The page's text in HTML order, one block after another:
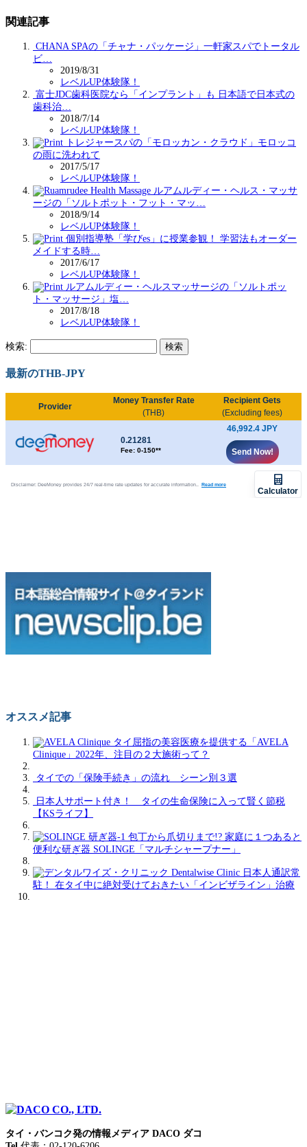
関連記事
CHANA SPAの「チャナ・パッケージ」一軒家スパでトータル
ビ…
2019/8/31
レベルUP体験隊！
富士JDC歯科医院なら「インプラント」も 日本語で日本式の
歯科治…
2018/7/14
レベルUP体験隊！
トレジャースパの「モロッカン・クラウド」モロッコ
の雨に洗われて
2017/5/17
レベルUP体験隊！
ルアムルディー・ヘルス・マッサ
ージの「ソルトポット・フット・マッ…
2018/9/14
レベルUP体験隊！
個別指導塾「学びes」に授業参観！ 学習法もオーダー
メイドする時…
2017/6/17
レベルUP体験隊！
ルアムルディー・ヘルスマッサージの「ソルトポッ
ト・マッサージ」塩…
2017/8/18
レベルUP体験隊！
検索:
最新のTHB-JPY
オススメ記事
タイ屈指の美容医療を提供する「AVELA
Clinique」2022年、注目の２大施術って？
タイでの「保険手続き」の流れ シーン別３選
日本人サポート付き！ タイの生命保険に入って賢く節税
【KSライフ】
包丁から爪切りまで!? 家庭に１つあると
便利な研ぎ器 SOLINGE「マルチシャープナー」
日本人通訳常
駐！ 在タイ中に絶対受けておきたい「インビザライン」治療
タイ・バンコク発の情報メディア DACO ダコ